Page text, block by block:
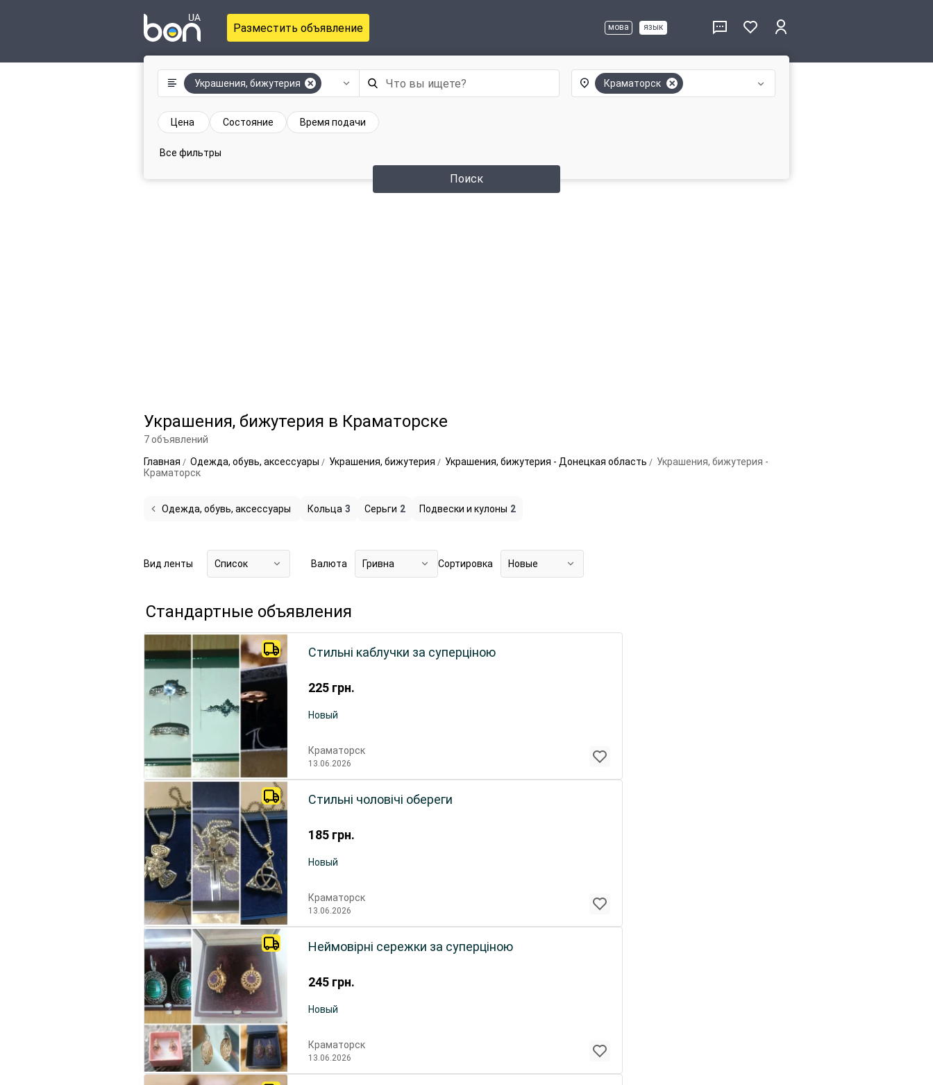
Разместить объявление мова язык
Украшения, бижутерия Краматорск
Поиск
Цена Состояние Время подачи
Все фильтры
Украшения, бижутерия в Краматорске
7 объявлений
Главная
Одежда, обувь, аксессуары Украшения, бижутерия Украшения, бижутерия - Донецкая область
Украшения, бижутерия -
Краматорск
Одежда, обувь, аксессуары Кольца 3 Серьги 2 Подвески и кулоны 2
Вид ленты Список Валюта Гривна Сортировка Новые
Стандартные объявления
225 грн.
Стильні каблучки за суперціною
Новый
Краматорск
13.06.2026
185 грн.
Стильні чоловічі обереги
Новый
Краматорск
13.06.2026
245 грн.
Неймовірні сережки за суперціною
Новый
Краматорск
13.06.2026